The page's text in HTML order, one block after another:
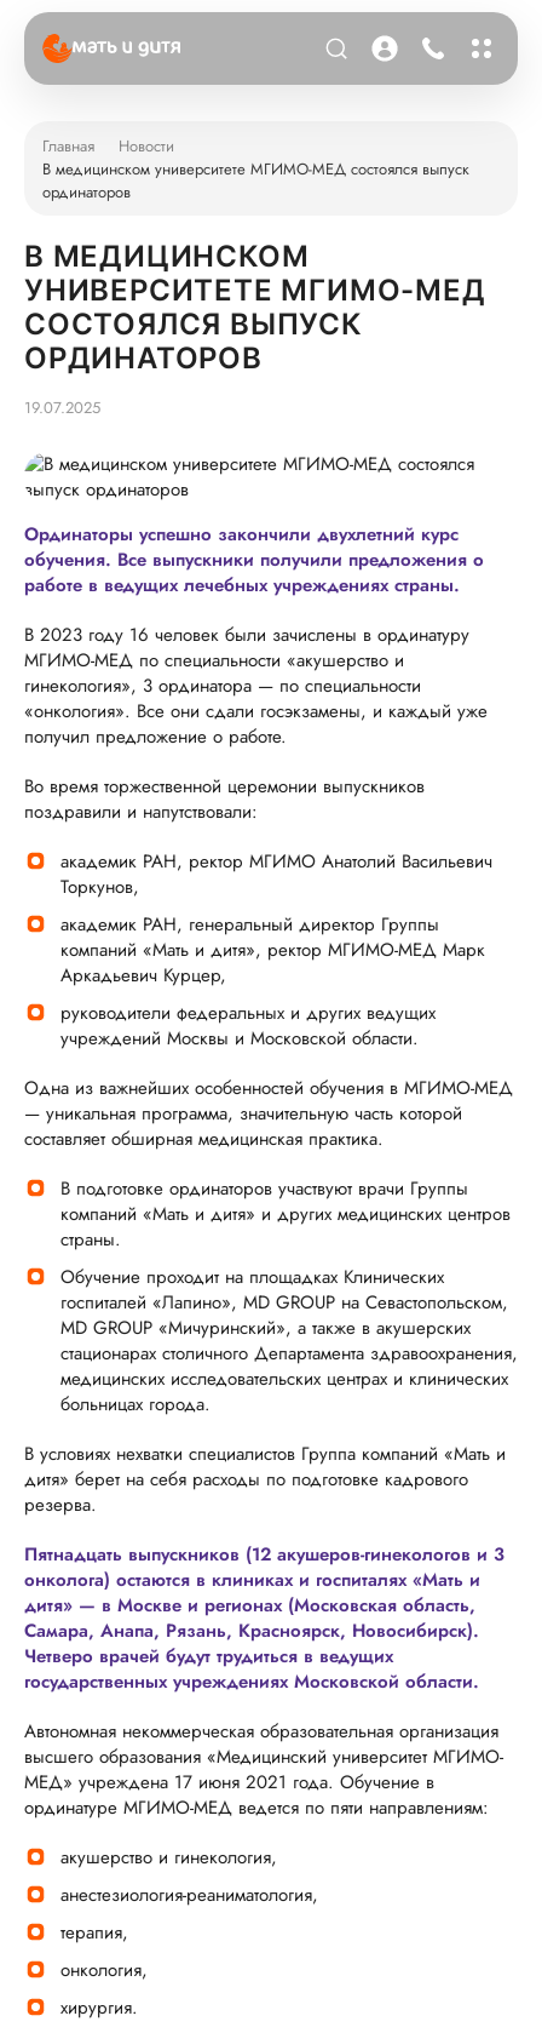
Главная
Новости
В медицинском университете МГИМО-МЕД состоялся выпуск
ординаторов
В МЕДИЦИНСКОМ
УНИВЕРСИТЕТЕ МГИМО-МЕД
СОСТОЯЛСЯ ВЫПУСК
ОРДИНАТОРОВ
19.07.2025
Ординаторы успешно закончили двухлетний курс
обучения. Все выпускники получили предложения о
работе в ведущих лечебных учреждениях страны.
В 2023 году 16 человек были зачислены в ординатуру
МГИМО-МЕД по специальности «акушерство и
гинекология», 3 ординатора — по специальности
«онкология». Все они сдали госэкзамены, и каждый уже
получил предложение о работе.
Во время торжественной церемонии выпускников
поздравили и напутствовали:
академик РАН, ректор МГИМО Анатолий Васильевич
Торкунов,
академик РАН, генеральный директор Группы
компаний «Мать и дитя», ректор МГИМО-МЕД Марк
Аркадьевич Курцер,
руководители федеральных и других ведущих
учреждений Москвы и Московской области.
Одна из важнейших особенностей обучения в МГИМО-МЕД
— уникальная программа, значительную часть которой
составляет обширная медицинская практика.
В подготовке ординаторов участвуют врачи Группы
компаний «Мать и дитя» и других медицинских центров
страны.
Обучение проходит на площадках Клинических
госпиталей «Лапино», МD GROUP на Севастопольском,
МD GROUP «Мичуринский», а также в акушерских
стационарах столичного Департамента здравоохранения,
медицинских исследовательских центрах и клинических
больницах города.
В условиях нехватки специалистов Группа компаний «Мать и
дитя» берет на себя расходы по подготовке кадрового
резерва.
Пятнадцать выпускников (12 акушеров-гинекологов и 3
онколога) остаются в клиниках и госпиталях «Мать и
дитя» — в Москве и регионах (Московская область,
Самара, Анапа, Рязань, Красноярск, Новосибирск).
Четверо врачей будут трудиться в ведущих
государственных учреждениях Московской области.
Автономная некоммерческая образовательная организация
высшего образования «Медицинский университет МГИМО-
МЕД» учреждена 17 июня 2021 года. Обучение в
ординатуре МГИМО-МЕД ведется по пяти направлениям:
акушерство и гинекология,
анестезиология-реаниматология,
терапия,
онкология,
хирургия.